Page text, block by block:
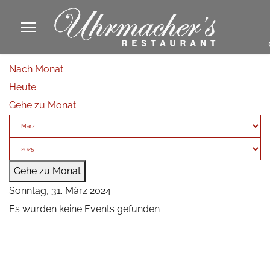
Nach Monat
Heute
Gehe zu Monat
Gehe zu Monat
Sonntag, 31. März 2024
Es wurden keine Events gefunden